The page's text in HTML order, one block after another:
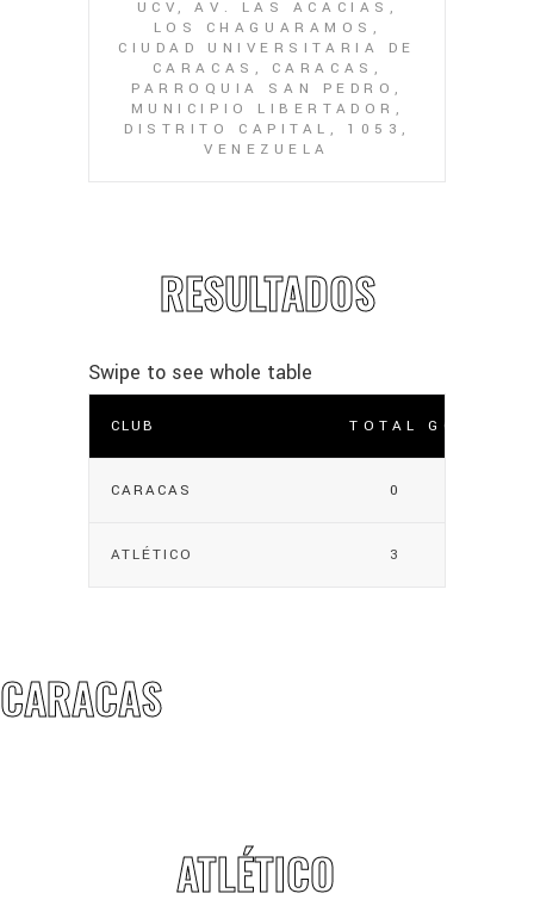
UCV, AV. LAS ACACIAS,
LOS CHAGUARAMOS,
CIUDAD UNIVERSITARIA DE
CARACAS, CARACAS,
PARROQUIA SAN PEDRO,
MUNICIPIO LIBERTADOR,
DISTRITO CAPITAL, 1053,
VENEZUELA
RESULTADOS
CLUB TOTAL GOLES
CARACAS 0
ATLÉTICO 3
CARACAS
ATLÉTICO